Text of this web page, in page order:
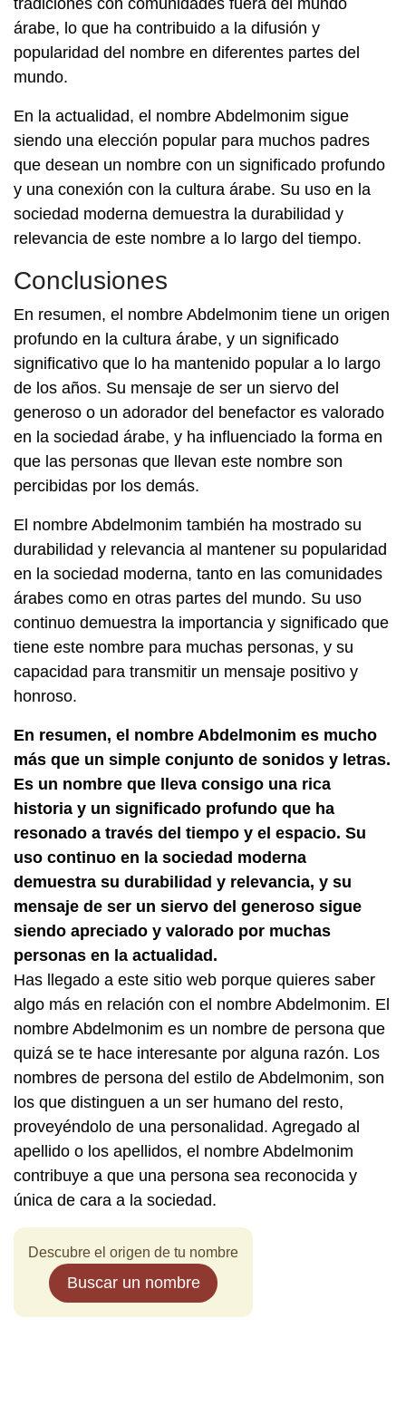
tradiciones con comunidades fuera del mundo
árabe, lo que ha contribuido a la difusión y
popularidad del nombre en diferentes partes del
mundo.
En la actualidad, el nombre Abdelmonim sigue
siendo una elección popular para muchos padres
que desean un nombre con un significado profundo
y una conexión con la cultura árabe. Su uso en la
sociedad moderna demuestra la durabilidad y
relevancia de este nombre a lo largo del tiempo.
Conclusiones
En resumen, el nombre Abdelmonim tiene un origen
profundo en la cultura árabe, y un significado
significativo que lo ha mantenido popular a lo largo
de los años. Su mensaje de ser un siervo del
generoso o un adorador del benefactor es valorado
en la sociedad árabe, y ha influenciado la forma en
que las personas que llevan este nombre son
percibidas por los demás.
El nombre Abdelmonim también ha mostrado su
durabilidad y relevancia al mantener su popularidad
en la sociedad moderna, tanto en las comunidades
árabes como en otras partes del mundo. Su uso
continuo demuestra la importancia y significado que
tiene este nombre para muchas personas, y su
capacidad para transmitir un mensaje positivo y
honroso.
En resumen, el nombre Abdelmonim es mucho
más que un simple conjunto de sonidos y letras.
Es un nombre que lleva consigo una rica
historia y un significado profundo que ha
resonado a través del tiempo y el espacio. Su
uso continuo en la sociedad moderna
demuestra su durabilidad y relevancia, y su
mensaje de ser un siervo del generoso sigue
siendo apreciado y valorado por muchas
personas en la actualidad.
Has llegado a este sitio web porque quieres saber
algo más en relación con el nombre Abdelmonim. El
nombre Abdelmonim es un nombre de persona que
quizá se te hace interesante por alguna razón. Los
nombres de persona del estilo de Abdelmonim, son
los que distinguen a un ser humano del resto,
proveyéndolo de una personalidad. Agregado al
apellido o los apellidos, el nombre Abdelmonim
contribuye a que una persona sea reconocida y
única de cara a la sociedad.
Descubre el origen de tu nombre
Buscar un nombre